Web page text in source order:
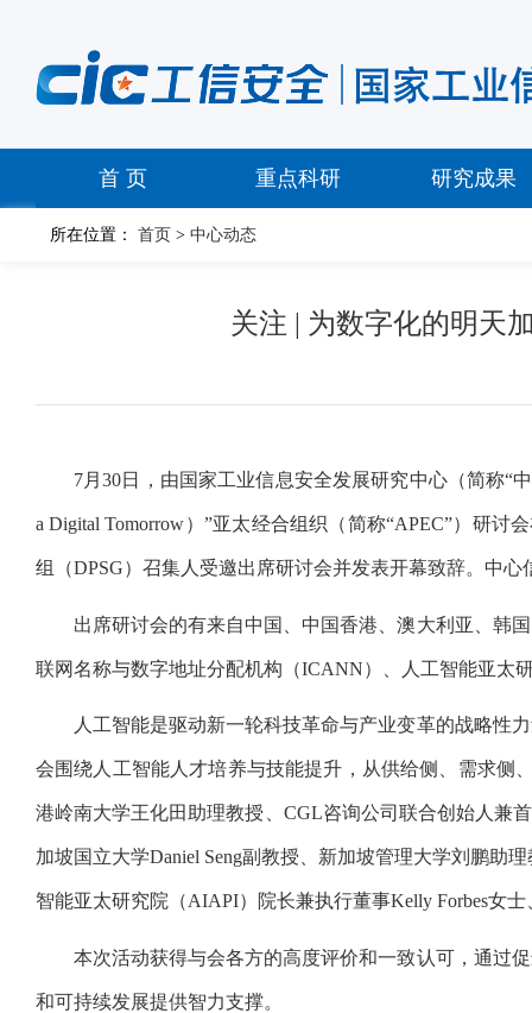
首 页 重点科研 研究成果
所在位置： 首页 >中心动态
关注 | 为数字化的明天
7月30日，由国家工业信息安全发展研究中心（简称“
a Digital Tomorrow）”亚太经合组织（简称“APEC”）研
组（DPSG）召集人受邀出席研讨会并发表开幕致辞。中
出席研讨会的有来自中国、中国香港、澳大利亚、韩
联网名称与数字地址分配机构（ICANN）、人工智能亚太
人工智能是驱动新一轮科技革命与产业变革的战略性
会围绕人工智能人才培养与技能提升，从供给侧、需求侧
港岭南大学王化田助理教授、CGL咨询公司联合创始人兼
加坡国立大学Daniel Seng副教授、新加坡管理大学刘鹏助
智能亚太研究院（AIAPI）院长兼执行董事Kelly Forbes女
本次活动获得与会各方的高度评价和一致认可，通过
和可持续发展提供智力支撑。